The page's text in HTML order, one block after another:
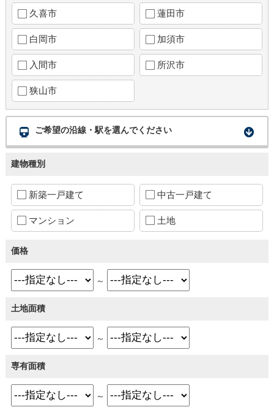
久喜市 蓮田市
白岡市 加須市
入間市 所沢市
狭山市
ご希望の沿線・駅を選んでください
建物種別
新築一戸建て 中古一戸建て
マンション 土地
価格
～
土地面積
～
専有面積
～